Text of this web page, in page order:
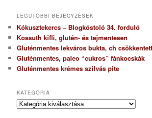
LEGUTÓBBI BEJEGYZÉSEK
Kókusztekercs – Blogkóstoló 34. forduló
Kossuth kifli, glutén- és tejmentesen
Gluténmentes lekváros bukta, ch
Gluténmentes, paleo “cukros” fánkocskák
Gluténmentes krémes szilvás pite
KATEGÓRIA
K